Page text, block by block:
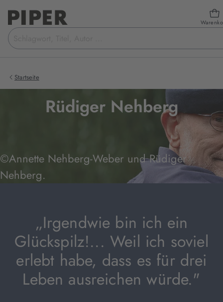
Suchbegriff
eingeben
Startseite
Rüdiger Nehberg
©Annette Nehberg-Weber und Rüdiger
Nehberg.
„Irgendwie bin ich ein
Glückspilz!... Weil ich soviel
erlebt habe, dass es für drei
Leben ausreichen würde."